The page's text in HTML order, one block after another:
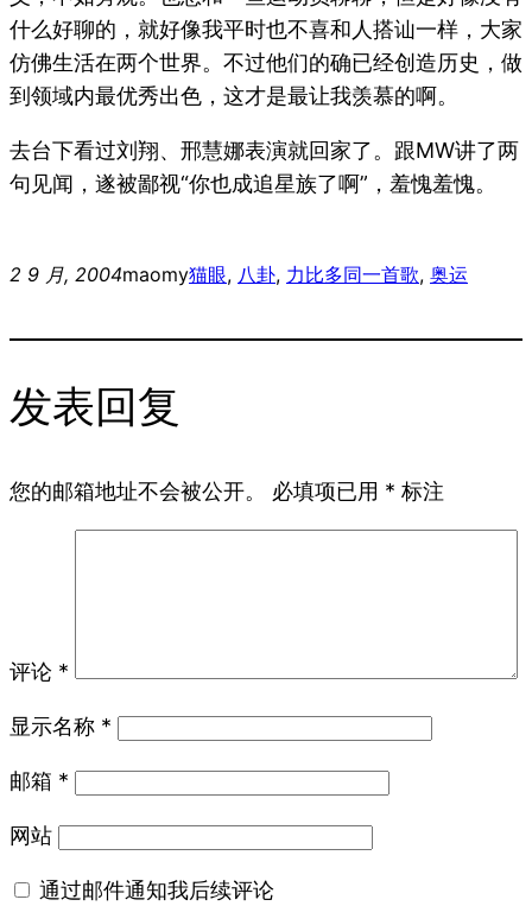
什么好聊的，就好像我平时也不喜和人搭讪一样，大家
仿佛生活在两个世界。不过他们的确已经创造历史，做
到领域内最优秀出色，这才是最让我羡慕的啊。
去台下看过刘翔、邢慧娜表演就回家了。跟MW讲了两
句见闻，遂被鄙视“你也成追星族了啊”，羞愧羞愧。
2 9 月, 2004maomy猫眼, 八卦, 力比多同一首歌, 奥运
发表回复
您的邮箱地址不会被公开。 必填项已用 * 标注
评论 *
显示名称 *
邮箱 *
网站
通过邮件通知我后续评论